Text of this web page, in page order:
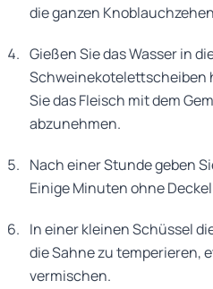
die ganzen
Gießen Sie das Wasser in
Schweinekotelettscheiben
Sie das Fleisch mit dem
abzunehmen.
Nach einer Stunde geben
Einige Minuten ohne
In einer kleinen Schüssel
die Sahne zu temperieren,
vermischen.